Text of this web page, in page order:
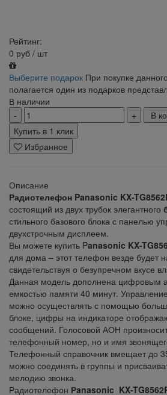
Рейтинг:
0 руб / шт
Выберите подарок При покупке
полагается один из подарков
В наличии
В
Купить в 1 клик
Избранное
Описание
Радиотелефон Panasonic KX-
состоящий из двух трубок элегантного
стильного базового блока с панелью
двухстрочным дисплеем.
Вы можете купить Panasonic KX-
для дома – этот телефон везде будет
свидетельствуя о безупречном вкусе
Данная модель дополнена цифровым
емкостью памяти 40 минут.
можно осуществлять с помощью
блоке, цифры на индикаторе
сообщений. Голосовой АОН
телефонный номер, но и имя
Телефонный справочник вмещает до
можно соединять в группы и
мелодию звонка.
Радиотелефон Рanasonic KX-